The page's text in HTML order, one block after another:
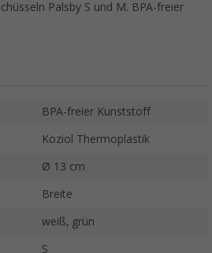
Palsby S und M. BPA-freier
BPA-freier Kunststoff
Koziol Thermoplastik
Ø 13 cm
Breite
weiß, grün
S